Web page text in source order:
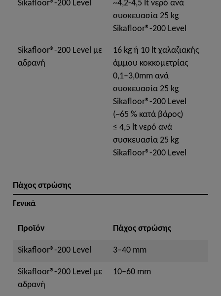
Sikafloor®-200 Level
~4,2-4,5 lt νερό ανά
συσκευασία 25 kg
Sikafloor®-200 Level
Sikafloor®-200 Level με
αδρανή
16 kg ή 10 lt χαλαζιακής
άμμου κοκκομετρίας
0,1–3,0mm ανά
συσκευασία 25 kg
Sikafloor®-200 Level
(~65 % κατά βάρος)
≤ 4,5 lt νερό ανά
συσκευασία 25 kg
Sikafloor®-200 Level
Πάχος στρώσης
Γενικά
Προϊόν Πάχος στρώσης
Sikafloor®-200 Level 3–40 mm
Sikafloor®-200 Level με
αδρανή
10–60 mm